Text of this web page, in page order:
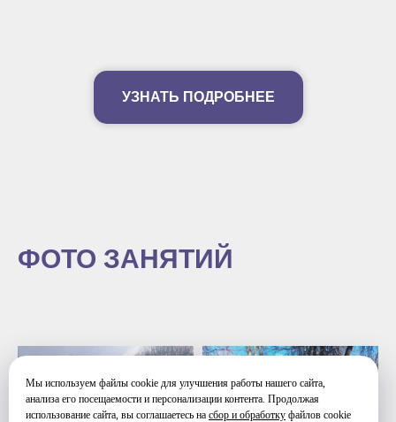
Мы используем файлы cookie для улучшения работы нашего сайта,
анализа его посещаемости и персонализации контента. Продолжая
использование сайта, вы соглашаетесь на сбор и обработку файлов cookie
УЗНАТЬ ПОДРОБНЕЕ
ФОТО ЗАНЯТИЙ